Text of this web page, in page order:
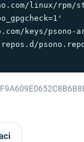
linux/rpm/
keys/psono-